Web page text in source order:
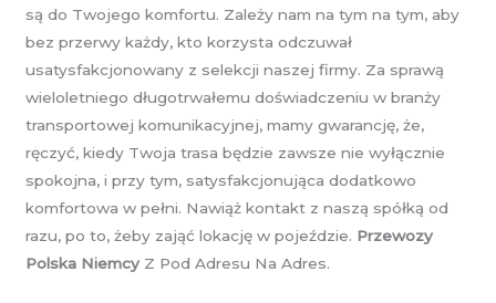
są do Twojego komfortu. Zależy nam na tym na tym, aby
bez przerwy każdy, kto korzysta odczuwał
usatysfakcjonowany z selekcji naszej firmy. Za sprawą
wieloletniego długotrwałemu doświadczeniu w branży
transportowej komunikacyjnej, mamy gwarancję, że,
ręczyć, kiedy Twoja trasa będzie zawsze nie wyłącznie
spokojna, i przy tym, satysfakcjonująca dodatkowo
komfortowa w pełni. Nawiąż kontakt z naszą spółką od
razu, po to, żeby zająć lokację w pojeździe. Przewozy
Polska Niemcy Z Pod Adresu Na Adres.